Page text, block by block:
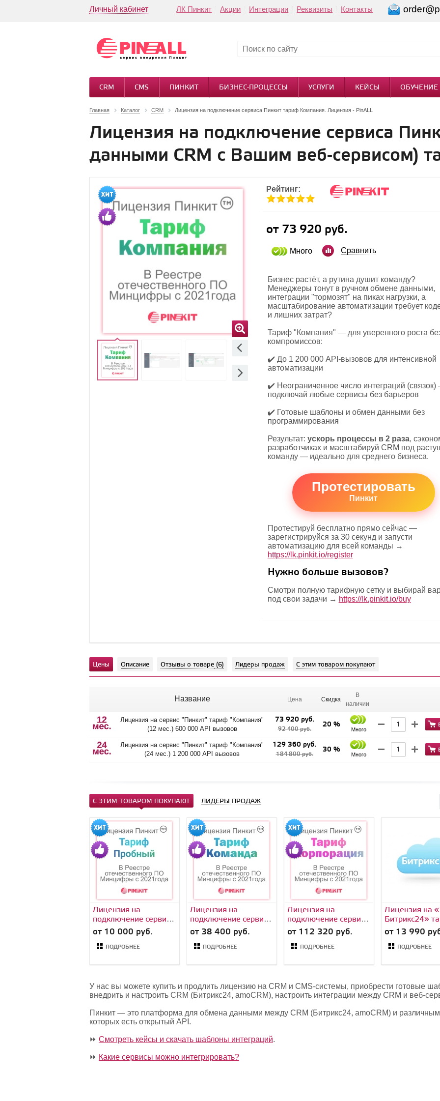
Личный кабинет ЛК Пинкит Акции Интеграции Реквизиты Контакты
CRM CMS ПИНКИТ БИЗНЕС-ПРОЦЕССЫ УСЛУГИ КЕЙСЫ ОБУЧЕНИЕ
Главная Каталог CRM Лицензия на подключение сервиса Пинкит тариф Компания. Лицензия - PinALL
Лицензия на подключение сервиса
данными CRM с Вашим веб-сервисом)
Рейтинг:
от 73 920 руб.
Много Сравнить
Бизнес растёт, а рутина душит команду?
Менеджеры тонут в ручном обмене данными,
интеграции "тормозят" на пиках нагрузки, а
масштабирование автоматизации требует
и лишних затрат?
Тариф "Компания" — для уверенного роста
компромиссов:
✔️ До 1 200 000 API-вызовов для интенсивной
автоматизации
✔️ Неограниченное число интеграций
подключай любые сервисы без барьеров
✔️ Готовые шаблоны и обмен данными без
программирования
Результат: ускорь процессы в 2 раза,
разработчиках и масштабируй CRM под
команду — идеально для среднего бизнеса.
Протестировать
Пинкит
Протестируй бесплатно прямо сейчас —
зарегистрируйся за 30 секунд и запусти
автоматизацию для всей команды →
https://lk.pinkit.io/register
Нужно больше вызовов?
Смотри полную тарифную сетку и выбирай
под свои задачи → https://lk.pinkit.io/buy
Цены Описание Отзывы о товаре (6) Лидеры продаж С этим товаром покупают
Название Цена Cкидка
В
наличии
Лицензия на сервис "Пинкит" тариф "Компания"
(12 мес.) 600 000 API вызовов
73 920 руб.
92 400 руб.
20 %
Много
Лицензия на сервис "Пинкит" тариф "Компания"
(24 мес.) 1 200 000 API вызовов
129 360 руб.
184 800 руб.
30 %
Много
С ЭТИМ ТОВАРОМ ПОКУПАЮТ ЛИДЕРЫ ПРОДАЖ
Лицензия на
подключение сервиса
Пинкит (обмена
данными CRM с
Вашим веб-сервисом)
от 10 000 руб.
ПОДРОБНЕЕ
Лицензия на
подключение сервиса
Пинкит (обмена
данными CRM с
Вашим веб-сервисом)
от 38 400 руб.
ПОДРОБНЕЕ
Лицензия на
подключение сервиса
Пинкит (обмена
данными CRM с
Вашим веб-сервисом)
от 112 320 руб.
ПОДРОБНЕЕ
Лицензия на
Битрикс24»
от 13 990
ПОДРОБНЕЕ
У нас вы можете купить и продлить лицензию на CRM и CMS-системы, приобрести готовые
внедрить и настроить CRM (Битрикс24, amoCRM), настроить интеграции между CRM и веб-
Пинкит — это платформа для обмена данными между CRM (Битрикс24, amoCRM) и
которых есть открытый API.
⏩ Смотреть кейсы и скачать шаблоны интеграций.
⏩ Какие сервисы можно интегрировать?